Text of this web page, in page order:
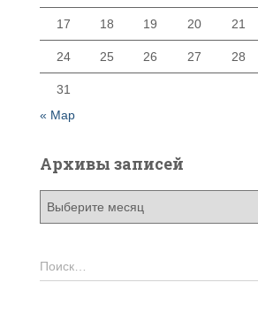
17 18 19 20 21
24 25 26 27 28
31
« Мар
Архивы записей
Н
а
Поиск…